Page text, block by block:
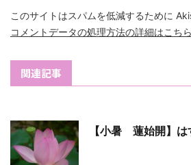
このサイトはスパムを低減するために
コメントデータの処理方法の詳細はこち
関連記事
【小暑 蓮始開】は